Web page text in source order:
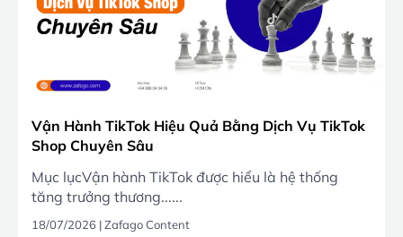
Vận Hành TikTok Hiệu Quả Bằng Dịch Vụ TikTok
Shop Chuyên Sâu
Mục lụcVận hành TikTok được hiểu là hệ thống
tăng trưởng thương......
18/07/2026 |Zafago Content